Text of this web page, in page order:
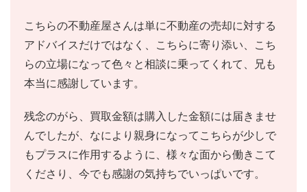
こちらの不動産屋さんは単に不動産の売却に対する
アドバイスだけではなく、こちらに寄り添い、こち
らの立場になって色々と相談に乗ってくれて、兄も
本当に感謝しています。
残念のがら、買取金額は購入した金額には届きませ
んでしたが、なにより親身になってこちらが少しで
もプラスに作用するように、様々な面から働きこて
くださり、今でも感謝の気持ちでいっぱいです。